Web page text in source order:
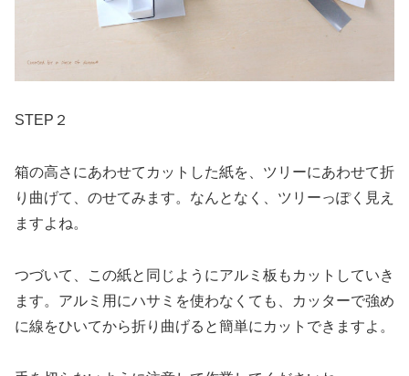
STEP２
箱の高さにあわせてカットした紙を、ツリーにあわせて折
り曲げて、のせてみます。なんとなく、ツリーっぽく見え
ますよね。
つづいて、この紙と同じようにアルミ板もカットしていき
ます。アルミ用にハサミを使わなくても、カッターで強め
に線をひいてから折り曲げると簡単にカットできますよ。